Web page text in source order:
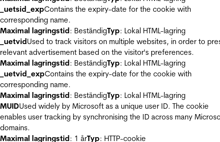
_uetsid_expContains the expiry-date for the cookie with
corresponding name.
Maximal lagringstid: BeständigTyp: Lokal HTML-lagring
_uetvidUsed to track visitors on multiple websites, in order to
relevant advertisement based on the visitor's preferences.
Maximal lagringstid: BeständigTyp: Lokal HTML-lagring
_uetvid_expContains the expiry-date for the cookie with
corresponding name.
Maximal lagringstid: BeständigTyp: Lokal HTML-lagring
MUIDUsed widely by Microsoft as a unique user ID. The cookie
enables user tracking by synchronising the ID across many
domains.
Maximal lagringstid: 1 årTyp: HTTP-cookie